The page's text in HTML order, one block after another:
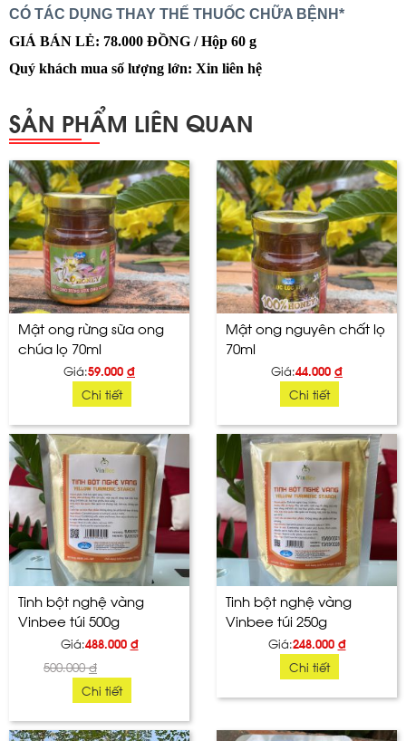
CÓ TÁC DỤNG THAY THẾ THUỐC CHỮA BỆNH*
GIÁ BÁN LẺ: 78.000 ĐỒNG / Hộp 60 g
Quý khách mua số lượng lớn: Xin liên hệ
SẢN PHẨM LIÊN QUAN
Mật ong rừng sữa ong
chúa lọ 70ml
Giá:59.000 đ
Chi tiết
Mật ong nguyên chất lọ
70ml
Giá:44.000 đ
Chi tiết
Tinh bột nghệ vàng
Vinbee túi 500g
Giá:488.000 đ
500.000đ
Chi tiết
Tinh bột nghệ vàng
Vinbee túi 250g
Giá:248.000 đ
Chi tiết